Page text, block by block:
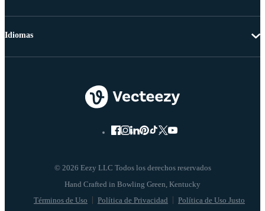
© 2026 Eezy LLC Todos los derechos reservados
Términos de Uso Política de Privacidad Política de Uso Justo
Idiomas